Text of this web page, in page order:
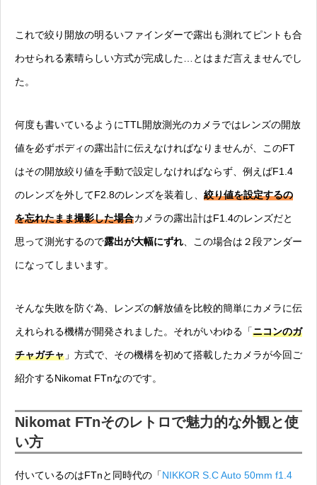
これで絞り開放の明るいファインダーで露出も測れてピントも合
わせられる素晴らしい方式が完成した…とはまだ言えませんでし
た。
何度も書いているようにTTL開放測光のカメラではレンズの開放
値を必ずボディの露出計に伝えなければなりませんが、このFT
はその開放絞り値を手動で設定しなければならず、例えばF1.4
のレンズを外してF2.8のレンズを装着し、 絞り値を設定するの
を忘れたまま撮影した場合カメラの露出計はF1.4のレンズだと
思って測光するので露出が大幅にずれ 、この場合は２段アンダー
になってしまいます。
そんな失敗を防ぐ為、レンズの解放値を比較的簡単にカメラに伝
えれられる機構が開発されました。それがいわゆる「ニコンのガ
チャガチャ 」方式で、その機構を初めて搭載したカメラが今回ご
紹介するNikomat FTnなのです。
Nikomat FTnそのレトロで魅力的な外観と使
い方
付いているのはFTnと同時代の「NIKKOR S.C Auto 50mm f1.4